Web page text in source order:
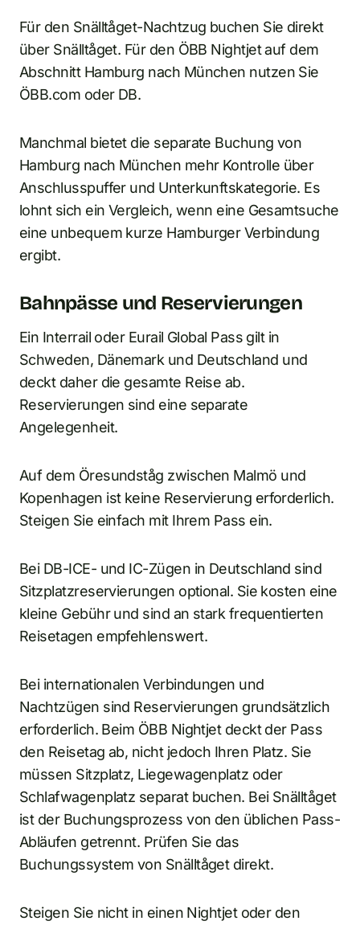
Für den Snälltåget-Nachtzug buchen Sie direkt
über Snälltåget. Für den ÖBB Nightjet auf dem
Abschnitt Hamburg nach München nutzen Sie
ÖBB.com oder DB.
Manchmal bietet die separate Buchung von
Hamburg nach München mehr Kontrolle über
Anschlusspuffer und Unterkunftskategorie. Es
lohnt sich ein Vergleich, wenn eine Gesamtsuche
eine unbequem kurze Hamburger Verbindung
ergibt.
Bahnpässe und Reservierungen
Ein Interrail oder Eurail Global Pass gilt in
Schweden, Dänemark und Deutschland und
deckt daher die gesamte Reise ab.
Reservierungen sind eine separate
Angelegenheit.
Auf dem Öresundståg zwischen Malmö und
Kopenhagen ist keine Reservierung erforderlich.
Steigen Sie einfach mit Ihrem Pass ein.
Bei DB-ICE- und IC-Zügen in Deutschland sind
Sitzplatzreservierungen optional. Sie kosten eine
kleine Gebühr und sind an stark frequentierten
Reisetagen empfehlenswert.
Bei internationalen Verbindungen und
Nachtzügen sind Reservierungen grundsätzlich
erforderlich. Beim ÖBB Nightjet deckt der Pass
den Reisetag ab, nicht jedoch Ihren Platz. Sie
müssen Sitzplatz, Liegewagenplatz oder
Schlafwagenplatz separat buchen. Bei Snälltåget
ist der Buchungsprozess von den üblichen Pass-
Abläufen getrennt. Prüfen Sie das
Buchungssystem von Snälltåget direkt.
Steigen Sie nicht in einen Nightjet oder den